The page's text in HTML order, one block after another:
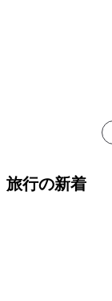
旅行の新着